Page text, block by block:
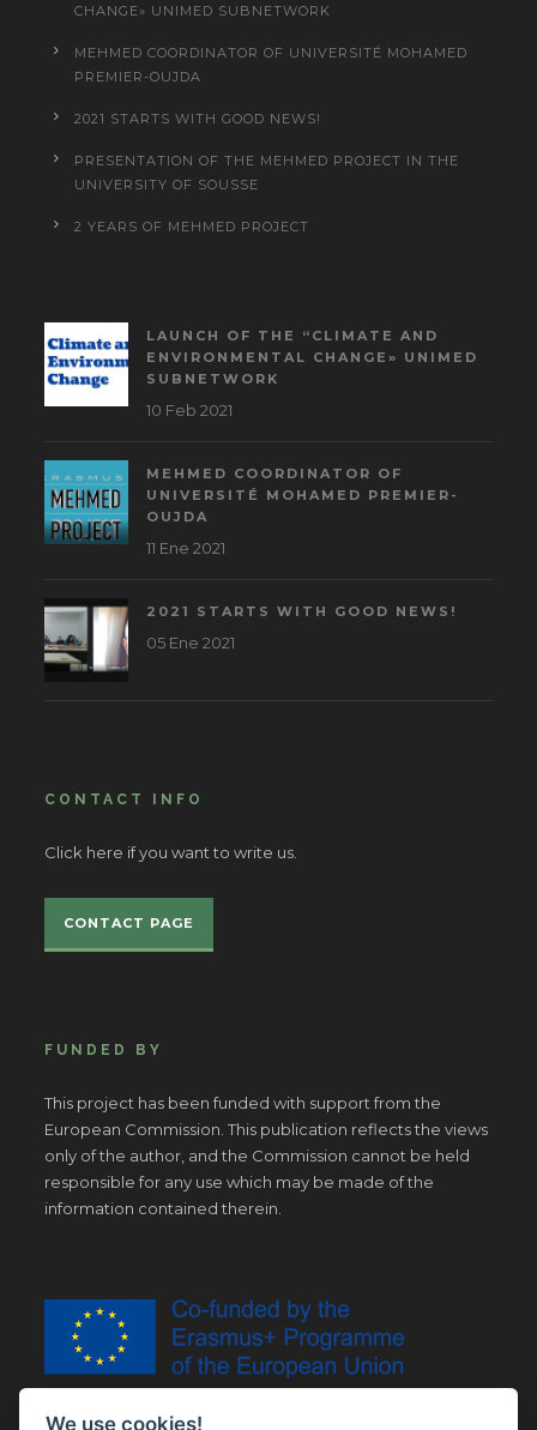
CHANGE» UNIMED SUBNETWORK
MEHMED COORDINATOR OF UNIVERSITÉ MOHAMED
PREMIER-OUJDA
2021 STARTS WITH GOOD NEWS!
PRESENTATION OF THE MEHMED PROJECT IN THE
UNIVERSITY OF SOUSSE
2 YEARS OF MEHMED PROJECT
LAUNCH OF THE “CLIMATE AND
ENVIRONMENTAL CHANGE» UNIMED
SUBNETWORK
10 Feb 2021
MEHMED COORDINATOR OF
UNIVERSITÉ MOHAMED PREMIER-
OUJDA
11 Ene 2021
2021 STARTS WITH GOOD NEWS!
05 Ene 2021
CONTACT INFO
Click here if you want to write us.
CONTACT PAGE
FUNDED BY
This project has been funded with support from the
European Commission. This publication reflects the views
only of the author, and the Commission cannot be held
responsible for any use which may be made of the
information contained therein.
We use cookies!